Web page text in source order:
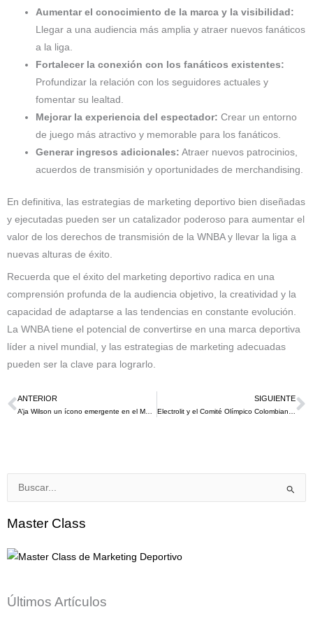
Aumentar el conocimiento de la marca y la visibilidad:
Llegar a una audiencia más amplia y atraer nuevos fanáticos
a la liga.
Fortalecer la conexión con los fanáticos existentes:
Profundizar la relación con los seguidores actuales y
fomentar su lealtad.
Mejorar la experiencia del espectador: Crear un entorno
de juego más atractivo y memorable para los fanáticos.
Generar ingresos adicionales: Atraer nuevos patrocinios,
acuerdos de transmisión y oportunidades de merchandising.
En definitiva, las estrategias de marketing deportivo bien diseñadas
y ejecutadas pueden ser un catalizador poderoso para aumentar el
valor de los derechos de transmisión de la WNBA y llevar la liga a
nuevas alturas de éxito.
Recuerda que el éxito del marketing deportivo radica en una
comprensión profunda de la audiencia objetivo, la creatividad y la
capacidad de adaptarse a las tendencias en constante evolución.
La WNBA tiene el potencial de convertirse en una marca deportiva
líder a nivel mundial, y las estrategias de marketing adecuadas
pueden ser la clave para lograrlo.
Ant
ANTERIOR
A’ja Wilson un ícono emergente en el Marketing Deportivo en lo que va del 2024
SIGUIENTE
Electrolit y el Comité Olímpico Colombiano: Una Alianza Estratégica para París 2024
Buscar
Master Class
Últimos Artículos